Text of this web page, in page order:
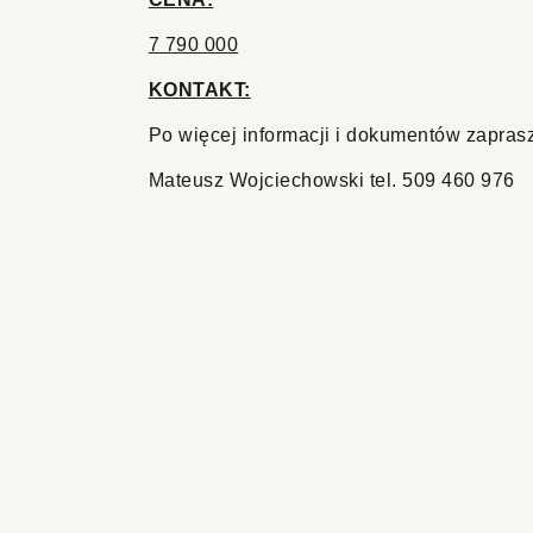
7 790 000
KONTAKT:
Po więcej informacji i dokumentów
Mateusz Wojciechowski tel. 509 460 976